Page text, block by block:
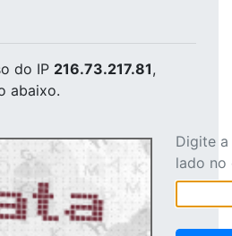
do IP 216.73.217.81,
abaixo.
Digite
lado no